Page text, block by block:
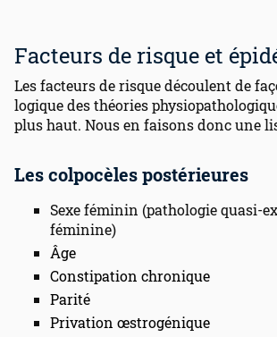
Facteurs de risque et
Les facteurs de risque découlent de
logique des théories
plus haut. Nous en faisons donc une
Les colpocèles postérieures
Sexe féminin (pathologie quasi-
féminine)
Âge
Constipation chronique
Parité
Privation œstrogénique